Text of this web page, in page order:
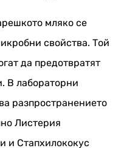
мляко се
свойства. Той
да предотвратят
В лабораторни
разпространението
Листерия
и Стапхилококус